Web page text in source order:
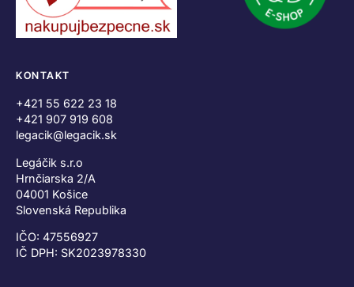
KONTAKT
+421 55 622 23 18
+421 907 919 608
legacik@legacik.sk
Legáčik s.r.o
Hrnčiarska 2/A
04001 Košice
Slovenská Republika
IČO: 47556927
IČ DPH: SK2023978330